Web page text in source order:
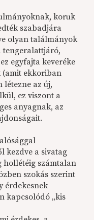
koruk
szabadjára
olyan találmányok
tengeralattjáró,
egyfajta keveréke
(amit ekkoriban
létezne az új,
ez viszont a
anyagnak, az
kezdve a sivatag
hollétéig számtalan
szokás szerint
érdekesnek
kapcsolódó „kis